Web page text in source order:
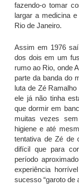
fazendo-o tomar
largar a medicina
Rio de Janeiro.
Assim em 1976
dos dois em um
rumo ao Rio, onde
parte da banda do
luta de Zé
ele já não tinha
que dormir em
muitas vezes
higiene e até
tentativa de Zé de
difícil que para
período
experiência
sucesso “garoto de